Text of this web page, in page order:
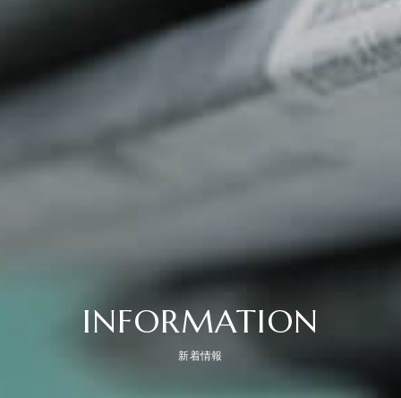
INFORMATION
新着情報